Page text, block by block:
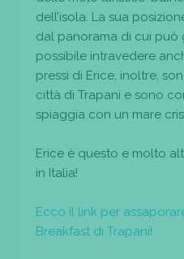
dell’isola. La sua
dal panorama di cui può
possibile intravedere
pressi di Erice, inoltre,
città di Trapani e sono
spiaggia con un mare
Erice è questo e molto
in Italia!
Ecco il link per
Breakfast di Trapani!